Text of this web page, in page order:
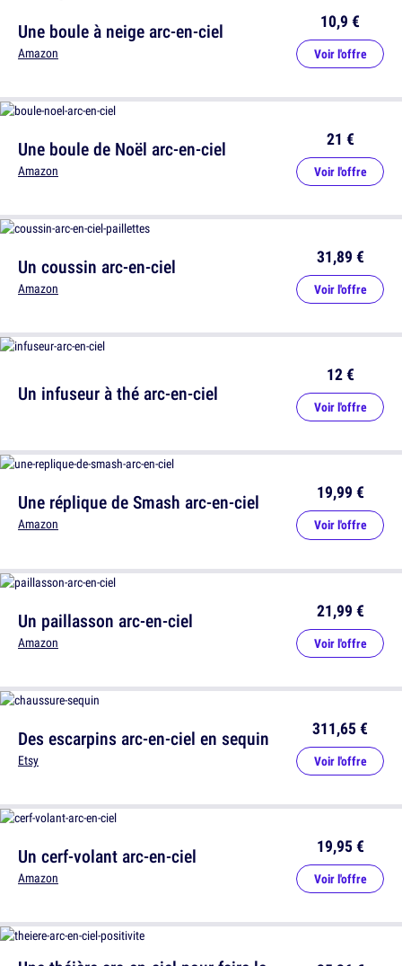
Une boule de Noël arc-en-ciel
Amazon
21 €
Voir l'offre
Une réplique de Smash arc-en-ciel
Amazon
19,99 €
Voir l'offre
Des escarpins arc-en-ciel en sequin
Etsy
311,65 €
Voir l'offre
Une boule à neige arc-en-ciel
Amazon
10,9 €
Voir l'offre
Un coussin arc-en-ciel
Amazon
31,89 €
Voir l'offre
Un infuseur à thé arc-en-ciel
12 €
Voir l'offre
Un paillasson arc-en-ciel
Amazon
21,99 €
Voir l'offre
Un cerf-volant arc-en-ciel
Amazon
19,95 €
Voir l'offre